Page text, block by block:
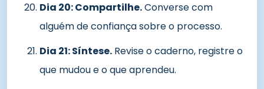
Dia 20: Compartilhe.Converse com
alguém de confiança sobre o processo.
Dia 21: Síntese. Revise o caderno, registre o
que mudou e o que aprendeu.